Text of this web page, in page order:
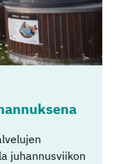
juhannusviikon